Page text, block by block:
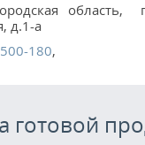
область,
д.1-а
180,
готовой